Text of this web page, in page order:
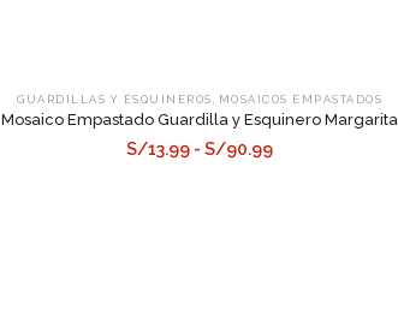
GUARDILLAS Y ESQUINEROS MOSAICOS EMPASTADOS
Mosaico Empastado Guardilla y Esquinero Margarita
S/13.99 - S/90.99